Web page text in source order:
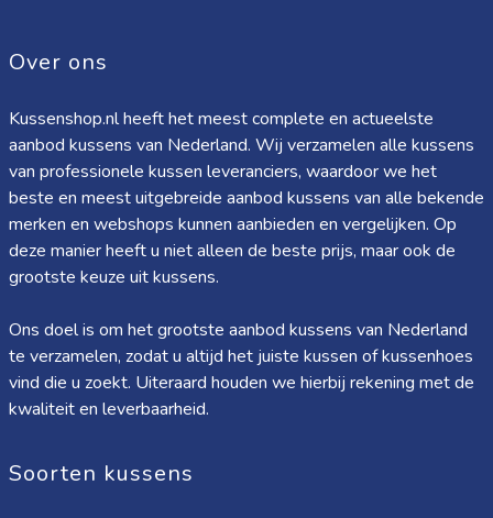
Over ons
Kussenshop.nl heeft het meest complete en actueelste
aanbod kussens van Nederland. Wij verzamelen alle kussens
van professionele kussen leveranciers, waardoor we het
beste en meest uitgebreide aanbod kussens van alle bekende
merken en webshops kunnen aanbieden en vergelijken. Op
deze manier heeft u niet alleen de beste prijs, maar ook de
grootste keuze uit kussens.
Ons doel is om het grootste aanbod kussens van Nederland
te verzamelen, zodat u altijd het juiste kussen of kussenhoes
vind die u zoekt. Uiteraard houden we hierbij rekening met de
kwaliteit en leverbaarheid.
Soorten kussens